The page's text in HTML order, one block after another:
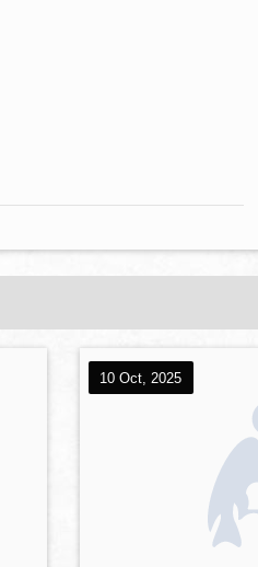
10 Oct, 2025